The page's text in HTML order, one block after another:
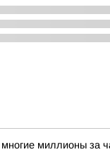
миллионы за